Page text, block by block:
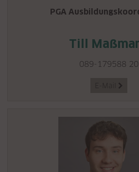
PGA
Till
089-179588 20
E-Mail 